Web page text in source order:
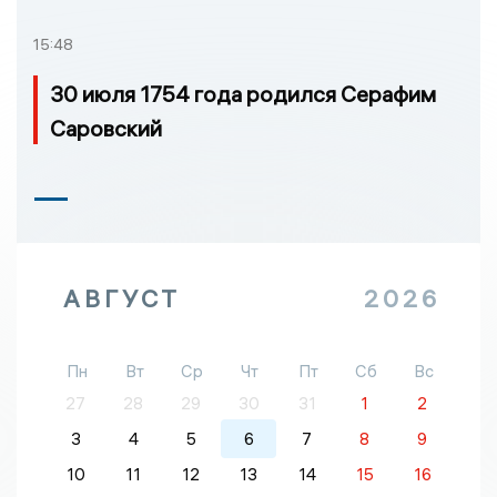
15:48
30 июля 1754 года родился Серафим
Саровский
АВГУСТ 2026
Пн Вт Ср Чт Пт Сб
Вс
27
28 29 30 31 1
2
3
4 5 6 7 8
9
10
11 12 13 14 15
16